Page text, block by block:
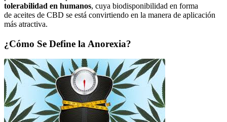
tolerabilidad en humanos, cuya biodisponibilidad en forma
de aceites de CBD se está convirtiendo en la manera de aplicación
más atractiva.
¿Cómo Se Define la Anorexia?